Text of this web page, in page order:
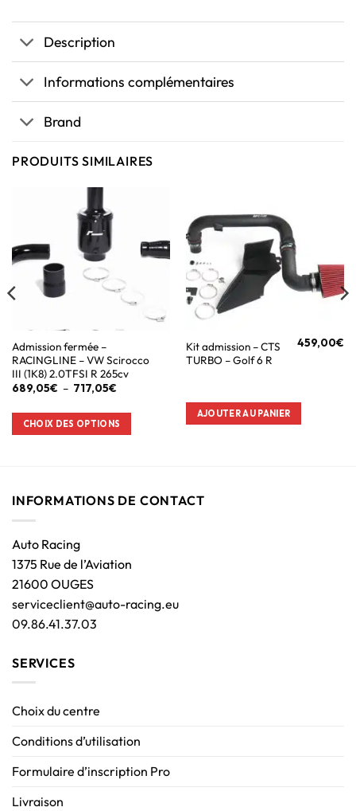
Description
Informations complémentaires
Brand
PRODUITS SIMILAIRES
Admission fermée –
RACINGLINE – VW Scirocco
III (1K8) 2.0TFSI R 265cv
689,05€ – 717,05€
CHOIX DES OPTIONS
Kit admission – CTS
TURBO – Golf 6 R
459,00€
AJOUTER AU PANIER
INFORMATIONS DE CONTACT
Auto Racing
1375 Rue de l’Aviation
21600 OUGES
serviceclient@auto-racing.eu
09.86.41.37.03
SERVICES
Choix du centre
Conditions d’utilisation
Formulaire d’inscription Pro
Livraison